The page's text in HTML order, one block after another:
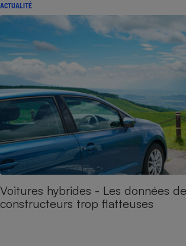
ACTUALITÉ
Voitures hybrides - Les données
constructeurs trop flatteuses